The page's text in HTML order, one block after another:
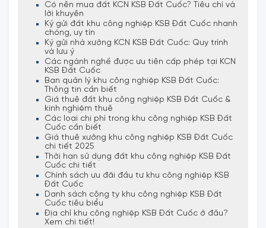
Có nên mua đất KCN KSB Đất Cuốc? Tiêu chí và
lời khuyên
Ký gửi đất khu công nghiệp KSB Đất Cuốc nhanh
chóng, uy tín
Ký gửi nhà xưởng KCN KSB Đất Cuốc: Quy trình
và lưu ý
Các ngành nghề được ưu tiên cấp phép tại KCN
KSB Đất Cuốc
Ban quản lý khu công nghiệp KSB Đất Cuốc:
Thông tin cần biết
Giá thuê đất khu công nghiệp KSB Đất Cuốc &
kinh nghiệm thuê
Các loại chi phí trong khu công nghiệp KSB Đất
Cuốc cần biết
Giá thuê xưởng khu công nghiệp KSB Đất Cuốc
chi tiết 2025
Thời hạn sử dụng đất khu công nghiệp KSB Đất
Cuốc chi tiết
Chính sách ưu đãi đầu tư khu công nghiệp KSB
Đất Cuốc
Danh sách công ty khu công nghiệp KSB Đất
Cuốc tiêu biểu
Địa chỉ khu công nghiệp KSB Đất Cuốc ở đâu?
Xem chi tiết!